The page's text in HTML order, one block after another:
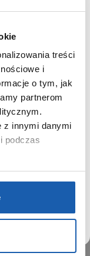
treści
i
o tym, jak
partnerom
z innymi danymi
podczas
aby analizować
działanie oraz